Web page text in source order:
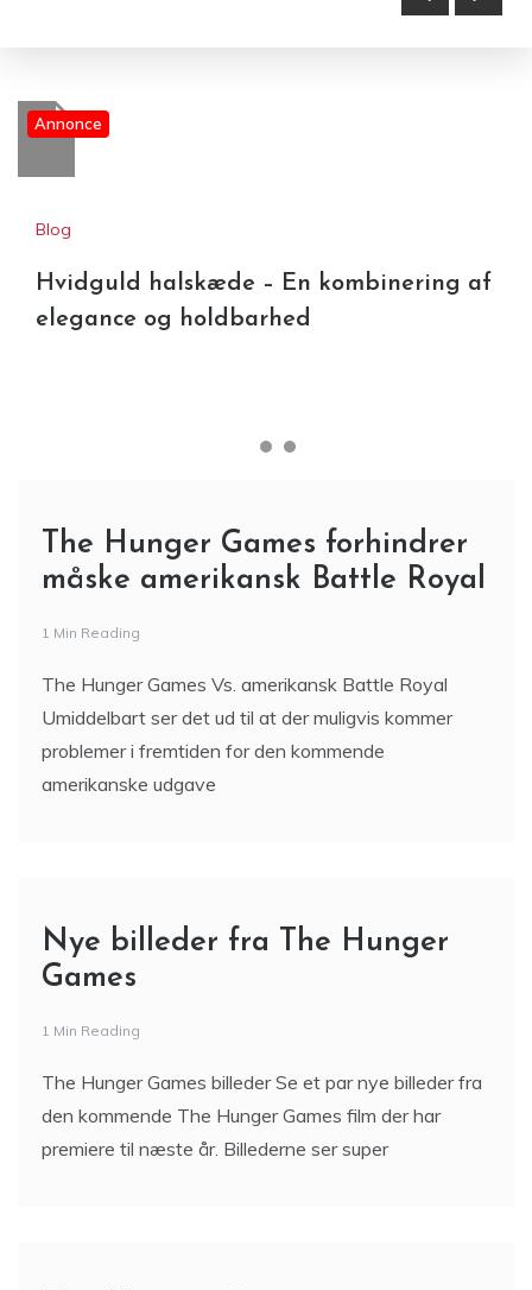
Annonce
Blog
Hvidguld halskæde – En kombinering af
elegance og holdbarhed
The Hunger Games forhindrer
måske amerikansk Battle Royal
1 Min Reading
The Hunger Games Vs. amerikansk Battle Royal
Umiddelbart ser det ud til at der muligvis kommer
problemer i fremtiden for den kommende
amerikanske udgave
Nye billeder fra The Hunger
Games
1 Min Reading
The Hunger Games billeder Se et par nye billeder fra
den kommende The Hunger Games film der har
premiere til næste år. Billederne ser super